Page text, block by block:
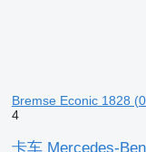
Bremse Econic 1828
4
卡车 Mercedes-